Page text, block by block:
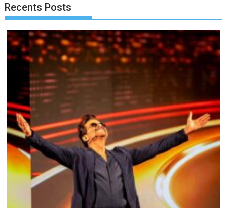
Recents Posts